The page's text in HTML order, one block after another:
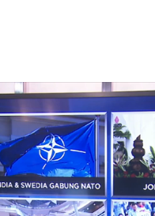
demonstrasi
2024 serta wacana
periode mencuat ke
1945 juga sempat
Up di CNBC